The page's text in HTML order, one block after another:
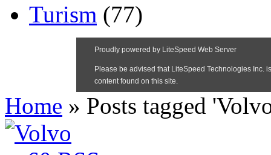
Turism (77)
Home » Posts tagged